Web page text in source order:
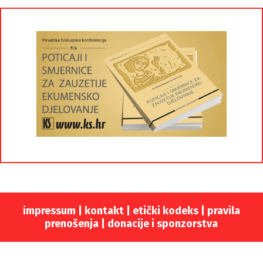
impressum kontakt etički kodeks | pravila
prenošenja | donacije i sponzorstva